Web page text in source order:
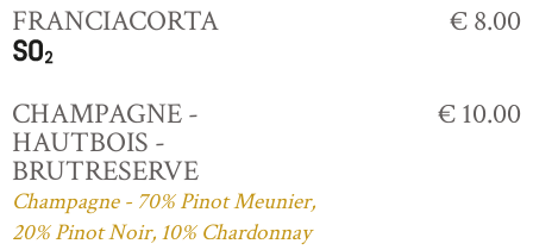
FRANCIACORTA € 8.00
CHAMPAGNE -
HAUTBOIS -
BRUTRESERVE
Champagne - 70% Pinot Meunier,
20% Pinot Noir, 10% Chardonnay
€ 10.00